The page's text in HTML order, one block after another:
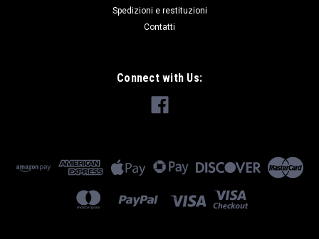
Spedizioni e restituzioni
Contatti
Connect with Us: